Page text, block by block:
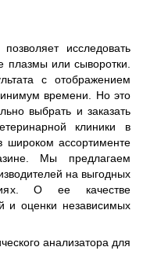
исследовать
или сыворотки.
с отображением
времени. Но это
выбрать и заказать
клиники в
широком ассортименте
Мы предлагаем
на выгодных
О ее качестве
и оценки независимых